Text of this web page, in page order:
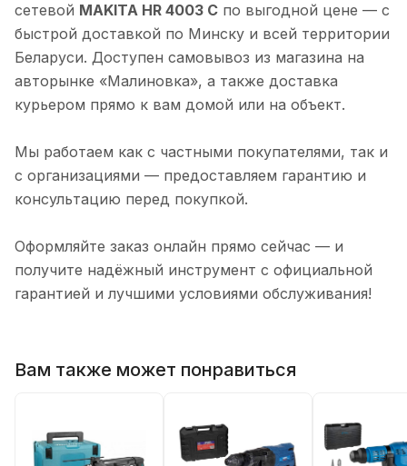
сетевой MAKITA HR 4003 C по выгодной цене — с
быстрой доставкой по Минску и всей территории
Беларуси. Доступен самовывоз из магазина на
авторынке «Малиновка», а также доставка
курьером прямо к вам домой или на объект.
Мы работаем как с частными покупателями, так и
с организациями — предоставляем гарантию и
консультацию перед покупкой.
Оформляйте заказ онлайн прямо сейчас — и
получите надёжный инструмент с официальной
гарантией и лучшими условиями обслуживания!
Вам также может понравиться